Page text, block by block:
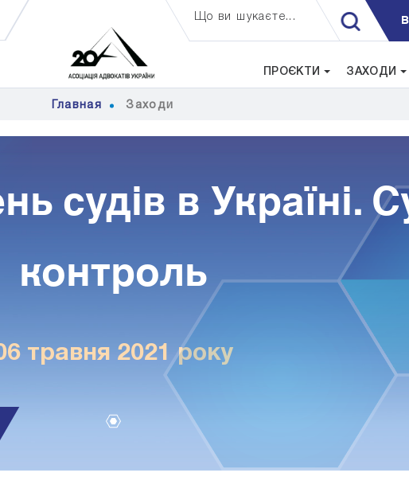
Що ви шукаєте...
ПРОЄКТИ ЗАХОДИ
Главная Заходи
судів в Україні.
контроль
травня 2021 року